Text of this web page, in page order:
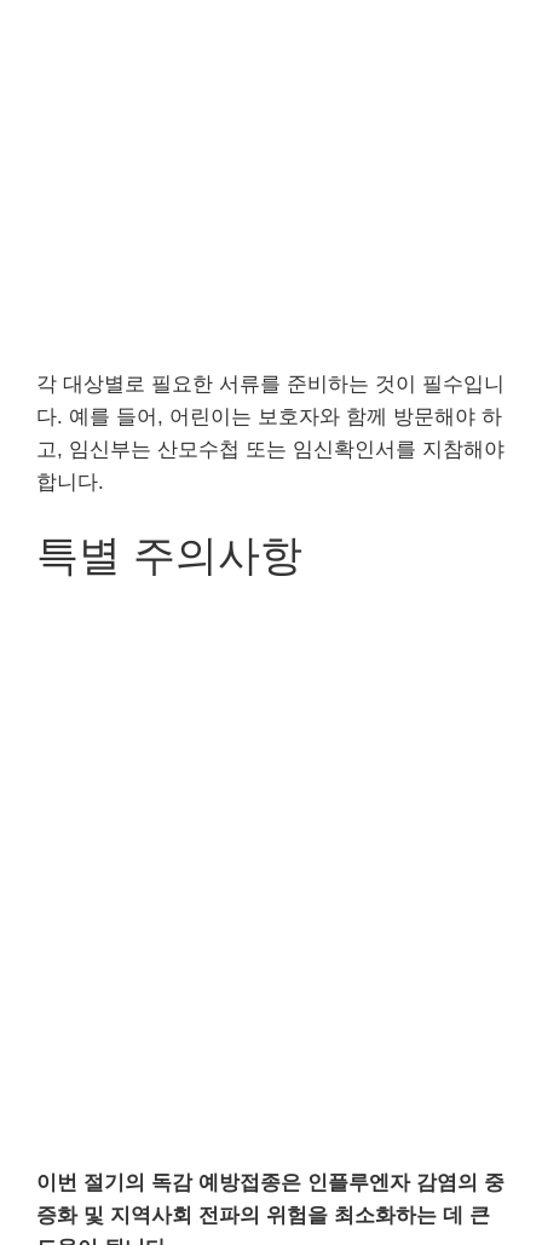
각 대상별로 필요한 서류를 준비하는 것이 필수입니
다. 예를 들어, 어린이는 보호자와 함께 방문해야 하
고, 임신부는 산모수첩 또는 임신확인서를 지참해야
합니다.
특별 주의사항
이번 절기의 독감 예방접종은 인플루엔자 감염의 중
증화 및 지역사회 전파의 위험을 최소화하는 데 큰